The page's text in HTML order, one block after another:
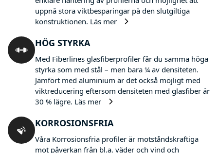
uppnå stora viktbesparingar på den slutgiltiga
konstruktionen. Läs mer
HÖG STYRKA
Med Fiberlines glasfiberprofiler får du samma höga
styrka som med stål – men bara ¼ av densiteten.
Jämfört med aluminium är det också möjligt med
viktreducering eftersom densiteten med glasfiber är
30 % lägre. Läs mer
KORROSIONSFRIA
Våra Korrosionsfria profiler är motståndskraftiga
mot påverkan från bl.a. väder och vind och